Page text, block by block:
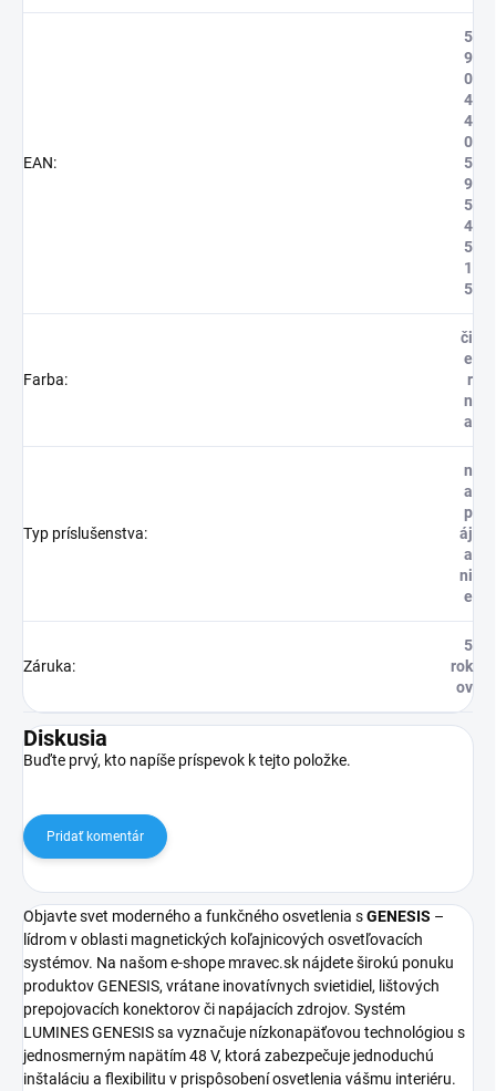
EAN:
5
9
0
4
4
0
5
9
5
4
5
1
5
Farba:
či
e
r
n
a
Typ príslušenstva:
n
a
p
áj
a
ni
e
Záruka:
5
rok
ov
Diskusia
Buďte prvý, kto napíše príspevok k tejto položke.
Pridať komentár
Objavte svet moderného a funkčného osvetlenia sGENESIS –
lídrom v oblasti magnetických koľajnicových osvetľovacích
systémov. Na našom e-shope mravec.sk nájdete širokú ponuku
produktov GENESIS, vrátane inovatívnych svietidiel, lištových
prepojovacích konektorov či napájacích zdrojov. Systém
LUMINES GENESIS sa vyznačuje nízkonapäťovou technológiou s
jednosmerným napätím 48 V, ktorá zabezpečuje jednoduchú
inštaláciu a flexibilitu v prispôsobení osvetlenia vášmu interiéru.